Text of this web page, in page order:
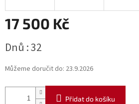
17 500 Kč
cena:
Dnů : 32
Můžeme doručit do: 23.9.2026
Přidat do košíku